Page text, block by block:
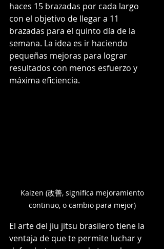
haces 15 brazadas por cada largo
con el objetivo de llegar a 11
brazadas para el quinto día de la
semana. La idea es ir haciendo
pequeñas mejoras para lograr
resultados con menos esfuerzo y
máxima eficiencia.
continuo, o cambio para mejor)
El arte del jiu jitsu brasilero tiene la
ventaja de que te permite luchar y